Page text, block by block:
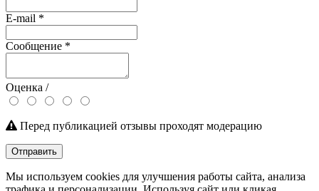
E-mail *
Сообщение *
Оценка /
Перед публикацией отзывы проходят модерацию
Отправить
Мы используем cookies для улучшения работы сайта, анализа